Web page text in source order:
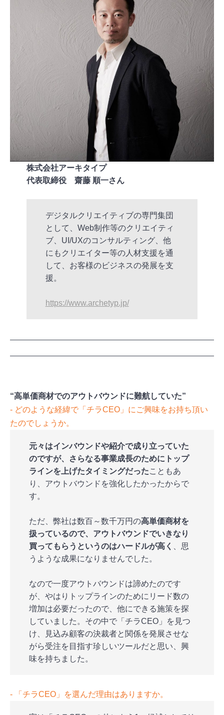
株式会社アーキタイプ
代表取締役 齋藤 順一さん
デジタルクリエイティブの専門集団
として、Web制作等のクリエイティ
ブ、UI/UXのコンサルティング、他
にもクリエイター等の人材支援を通
して、お客様のビジネスの発展を支
援。
https://www.archetyp.jp/
“高単価商材でのアウトバウンドに難航していた”
‐ どのような経緯で「チラCEO」にご興味をお持ち頂い
たのでしょうか。
元々はインバウンドや紹介で成り立っていた
のですが、さらなる事業成長のためにトップ
ラインを上げたタイミングだったこともあ
り、アウトバウンドを強化したかったからで
す。
ただ、弊社は数百～数千万円の高単価商材を
扱っているので、アウトバウンドでいきなり
買ってもらうというのはハードルが高く
、思
うような成果になりませんでした。
なので一度アウトバウンドは諦めたのです
が、やはりトップラインのためにリード数の
増加は必要だったので、他にできる施策を探
していました。その中で「チラCEO」を見つ
け、見込み顧客の決裁者と関係を発展させな
がら受注を目指す珍しいツールだと思い、興
味を持ちました。
‐ 「チラCEO」を選んだ理由はありますか。